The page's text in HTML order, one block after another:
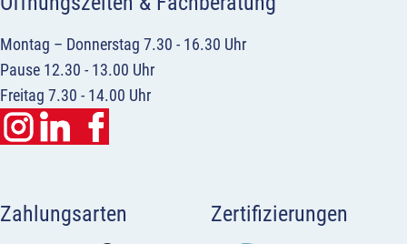
Montag – Donnerstag 7.30 - 16.30 Uhr
Pause 12.30 - 13.00 Uhr
Freitag 7.30 - 14.00 Uhr
Zahlungsarten Zertifizierungen